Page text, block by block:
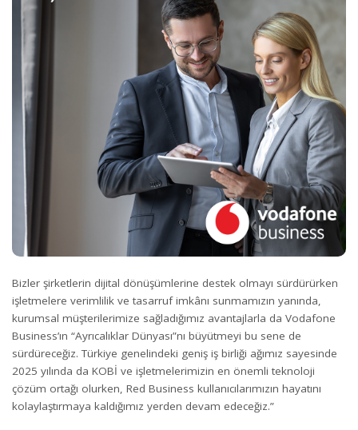
Bizler şirketlerin dijital dönüşümlerine destek olmayı sürdürürken
işletmelere verimlilik ve tasarruf imkânı sunmamızın yanında,
kurumsal müşterilerimize sağladığımız avantajlarla da Vodafone
Business’ın “Ayrıcalıklar Dünyası”nı büyütmeyi bu sene de
sürdüreceğiz. Türkiye genelindeki geniş iş birliği ağımız sayesinde
2025 yılında da KOBİ ve işletmelerimizin en önemli teknoloji
çözüm ortağı olurken, Red Business kullanıcılarımızın hayatını
kolaylaştırmaya kaldığımız yerden devam edeceğiz.”